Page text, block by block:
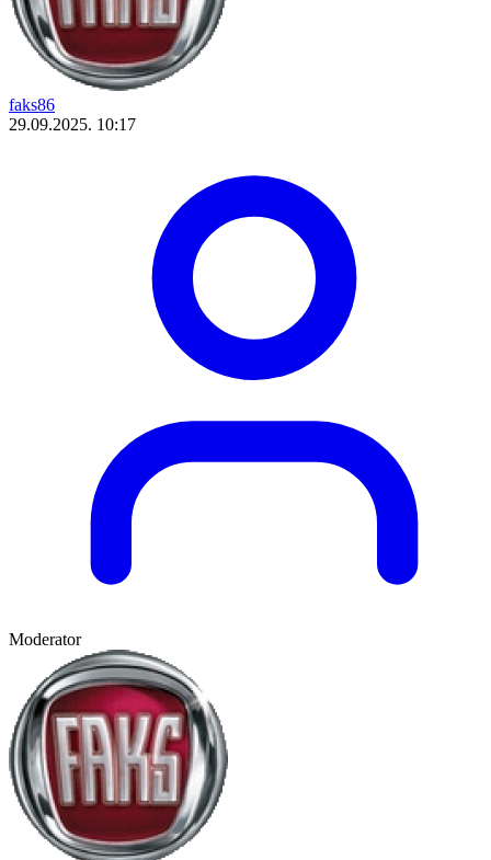
faks86
29.09.2025. 10:17
Moderator